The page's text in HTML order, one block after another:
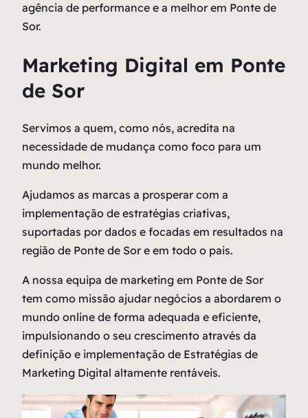
agência de performance e a melhor em Ponte de
Sor.
Marketing Digital em Ponte
de Sor
Servimos a quem, como nós, acredita na
necessidade de mudança como foco para um
mundo melhor.
Ajudamos as marcas a prosperar com a
implementação de estratégias criativas,
suportadas por dados e focadas em resultados na
região de Ponte de Sor e em todo o pais.
A nossa equipa de marketing em Ponte de Sor
tem como missão ajudar negócios a abordarem o
mundo online de forma adequada e eficiente,
impulsionando o seu crescimento através da
definição e implementação de Estratégias de
Marketing Digital altamente rentáveis.